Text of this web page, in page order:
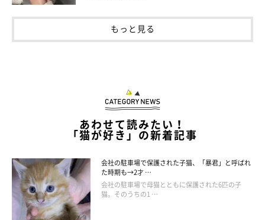
もっと見る
あわせて読みたい！
「猫が好き」の新着記事
会社の駐車場で保護された子猫、「暴君」と呼ばれ
た時期も→2才 …
会社の駐車場で母猫とともに保護された6匹の子
猫。そのうちの1 …